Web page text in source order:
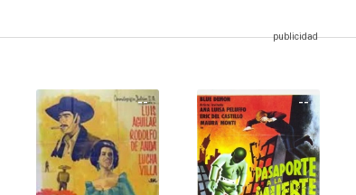
-- --